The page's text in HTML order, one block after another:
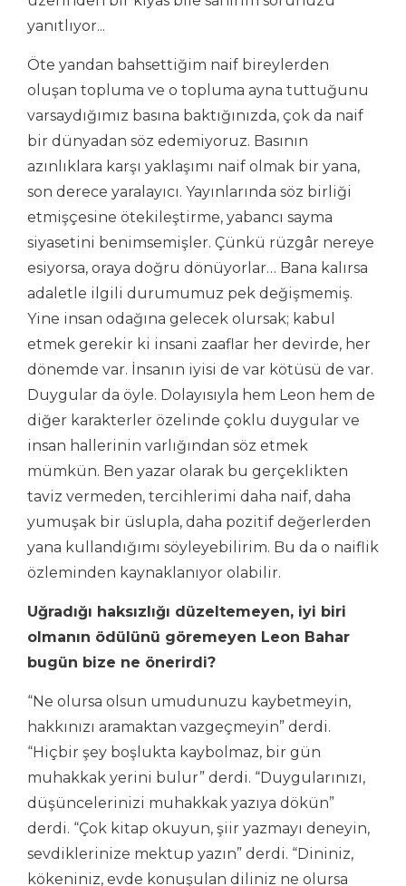
yanıtlıyor...
Öte yandan bahsettiğim naif bireylerden
oluşan topluma ve o topluma ayna tuttuğunu
varsaydığımız basına baktığınızda, çok da naif
bir dünyadan söz edemiyoruz. Basının
azınlıklara karşı yaklaşımı naif olmak bir yana,
son derece yaralayıcı. Yayınlarında söz birliği
etmişçesine ötekileştirme, yabancı sayma
siyasetini benimsemişler. Çünkü rüzgâr nereye
esiyorsa, oraya doğru dönüyorlar… Bana kalırsa
adaletle ilgili durumumuz pek değişmemiş.
Yine insan odağına gelecek olursak; kabul
etmek gerekir ki insani zaaflar her devirde, her
dönemde var. İnsanın iyisi de var kötüsü de var.
Duygular da öyle. Dolayısıyla hem Leon hem de
diğer karakterler özelinde çoklu duygular ve
insan hallerinin varlığından söz etmek
mümkün. Ben yazar olarak bu gerçeklikten
taviz vermeden, tercihlerimi daha naif, daha
yumuşak bir üslupla, daha pozitif değerlerden
yana kullandığımı söyleyebilirim. Bu da o naiflik
özleminden kaynaklanıyor olabilir.
Uğradığı haksızlığı düzeltemeyen, iyi biri
olmanın ödülünü göremeyen Leon Bahar
bugün bize ne önerirdi?
“Ne olursa olsun umudunuzu kaybetmeyin,
hakkınızı aramaktan vazgeçmeyin” derdi.
“Hiçbir şey boşlukta kaybolmaz, bir gün
muhakkak yerini bulur” derdi. “Duygularınızı,
düşüncelerinizi muhakkak yazıya dökün”
derdi. “Çok kitap okuyun, şiir yazmayı deneyin,
sevdiklerinize mektup yazın” derdi. “Dininiz,
kökeniniz, evde konuşulan diliniz ne olursa